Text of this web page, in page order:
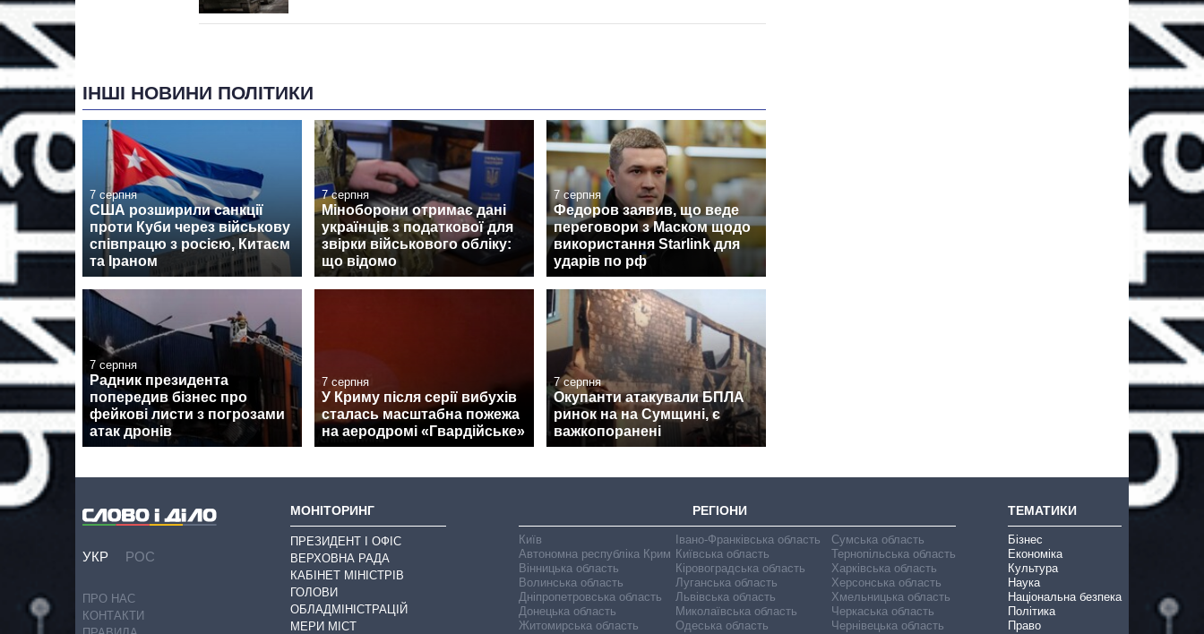
ІНШІ НОВИНИ ПОЛІТИКИ
7 серпня
США розширили санкції
проти Куби через військову
співпрацю з росією, Китаєм
та Іраном
7 серпня
Міноборони отримає дані
українців з податкової для
звірки військового обліку:
що відомо
7 серпня
Федоров заявив, що веде
переговори з Маском щодо
використання Starlink для
ударів по рф
7 серпня
Радник президента
попередив бізнес про
фейкові листи з погрозами
атак дронів
7 серпня
У Криму після серії вибухів
сталась масштабна пожежа
на аеродромі «Гвардійське»
7 серпня
Окупанти атакували БПЛА
ринок на на Сумщині, є
важкопоранені
УКР РОС
ПРО НАС
КОНТАКТИ
МОНІТОРИНГ
ПРЕЗИДЕНТ І ОФІС
ВЕРХОВНА РАДА
КАБІНЕТ МІНІСТРІВ
ГОЛОВИ
ОБЛАДМІНІСТРАЦІЙ
МЕРИ МІСТ
РЕГІОНИ
Київ
Автономна республіка Крим
Вінницька область
Волинська область
Дніпропетровська область
Донецька область
Житомирська область
Івано-Франківська область
Київська область
Кіровоградська область
Луганська область
Львівська область
Миколаївська область
Одеська область
Сумська область
Тернопільська область
Харківська область
Херсонська область
Хмельницька область
Черкаська область
Чернівецька область
ТЕМАТИКИ
Бізнес
Економіка
Культура
Наука
Національна безпека
Політика
Право